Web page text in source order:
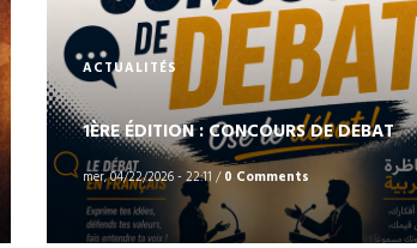
ACTUALITÉS
1ÈRE ÉDITION : CONCOURS DE DEBAT
mer, 04/22/2026 - 22:11 /0 Comments